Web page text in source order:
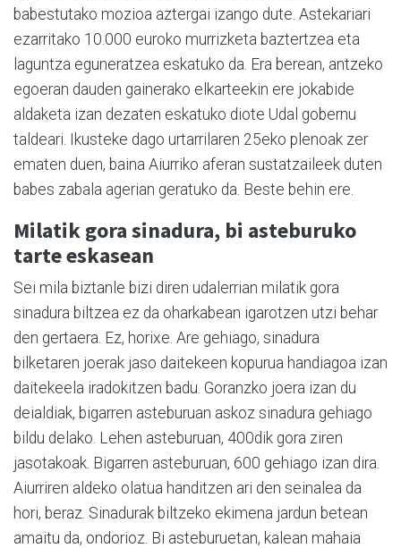
babestutako mozioa aztergai izango dute. Astekariari
ezarritako 10.000 euroko murrizketa baztertzea eta
laguntza eguneratzea eskatuko da. Era berean, antzeko
egoeran dauden gainerako elkarteekin ere jokabide
aldaketa izan dezaten eskatuko diote Udal gobernu
taldeari. Ikusteke dago urtarrilaren 25eko plenoak zer
ematen duen, baina Aiurriko aferan sustatzaileek duten
babes zabala agerian geratuko da. Beste behin ere.
Milatik gora sinadura, bi asteburuko
tarte eskasean
Sei mila biztanle bizi diren udalerrian milatik gora
sinadura biltzea ez da oharkabean igarotzen utzi behar
den gertaera. Ez, horixe. Are gehiago, sinadura
bilketaren joerak jaso daitekeen kopurua handiagoa izan
daitekeela iradokitzen badu. Goranzko joera izan du
deialdiak, bigarren asteburuan askoz sinadura gehiago
bildu delako. Lehen asteburuan, 400dik gora ziren
jasotakoak. Bigarren asteburuan, 600 gehiago izan dira.
Aiurriren aldeko olatua handitzen ari den seinalea da
hori, beraz. Sinadurak biltzeko ekimena jardun betean
amaitu da, ondorioz. Bi asteburuetan, kalean mahaia